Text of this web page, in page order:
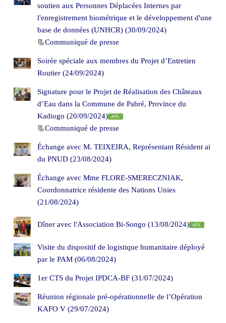
soutien aux Personnes Déplacées Internes par
l'enregistrement biométrique et le développement d'une
base de données (UNHCR) (30/09/2024)
📃Communiqué de presse
Soirée spéciale aux membres du Projet d’Entretien
Routier (24/09/2024)
Signature pour le Projet de Réalisation des Châteaux
d’Eau dans la Commune de Pabré, Province du
Kadiogo (20/09/2024)
📃Communiqué de presse
Échange avec M. TEIXEIRA, Représentant Résident ai
du PNUD (23/08/2024)
Échange avec Mme FLORE-SMERECZNIAK,
Coordonnatrice résidente des Nations Unies
(21/08/2024)
Dîner avec l'Association Bi-Songo (13/08/2024)
Visite du dispositif de logistique humanitaire déployé
par le PAM (06/08/2024)
1er CTS du Projet IPDCA-BF (31/07/2024)
Réunion régionale pré-opérationnelle de l’Opération
KAFO V (29/07/2024)